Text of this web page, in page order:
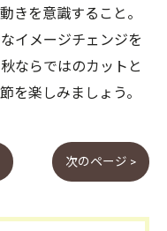
きを意識すること。
イメージチェンジを
ならではのカットと
を楽しみましょう。
次のページ >